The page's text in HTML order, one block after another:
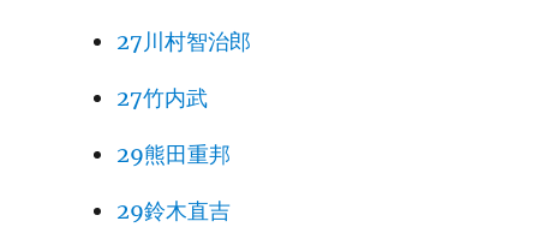
27川村智治郎
27竹内武
29熊田重邦
29鈴木直吉